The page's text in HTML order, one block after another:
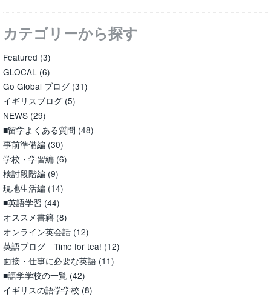
カテゴリーから探す
Featured (3)
GLOCAL (6)
Go Global ブログ (31)
イギリスブログ (5)
NEWS (29)
■留学よくある質問 (48)
事前準備編 (30)
学校・学習編 (6)
検討段階編 (9)
現地生活編 (14)
■英語学習 (44)
オススメ書籍 (8)
オンライン英会話 (12)
英語ブログ Time for tea! (12)
面接・仕事に必要な英語 (11)
■語学学校の一覧 (42)
イギリスの語学学校 (8)